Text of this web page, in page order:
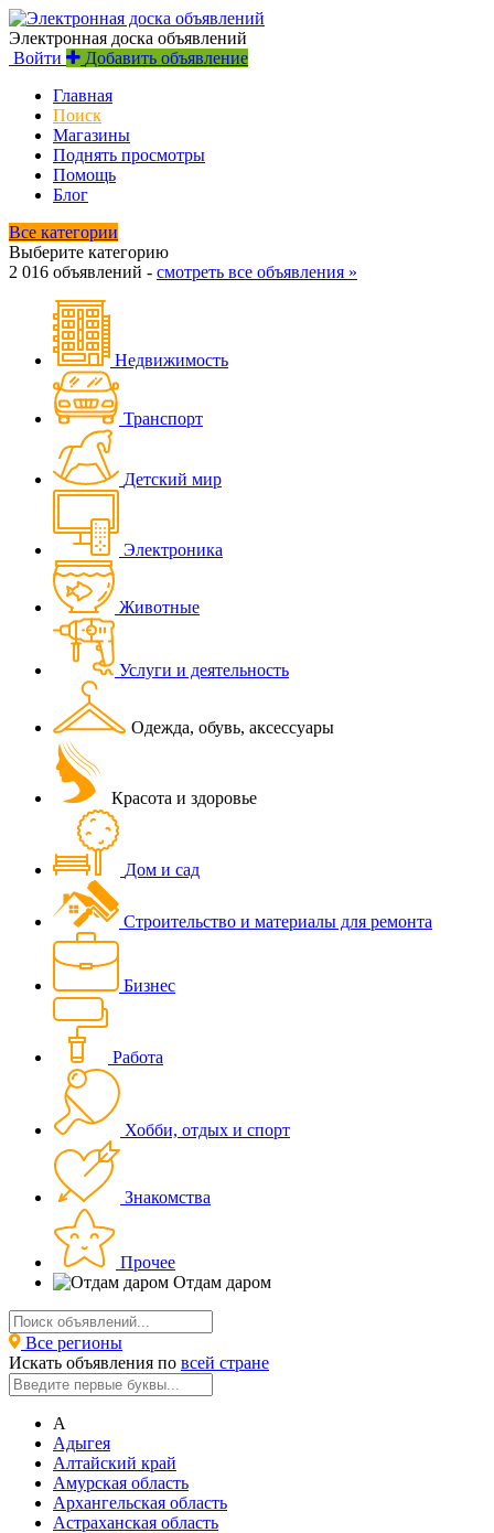
Электронная доска объявлений
Войти
Добавить объявление
Главная
Поиск
Магазины
Поднять просмотры
Помощь
Блог
Все категории
Выберите категорию
2 016 объявлений - смотреть все объявления »
Недвижимость
Транспорт
Детский мир
Электроника
Животные
Услуги и деятельность
Одежда, обувь, аксессуары
Красота и здоровье
Дом и сад
Строительство и материалы для ремонта
Бизнес
Работа
Хобби, отдых и спорт
Знакомства
Прочее
Отдам даром
Все регионы
Искать объявления по всей стране
А
Адыгея
Алтайский край
Амурская область
Архангельская область
Астраханская область